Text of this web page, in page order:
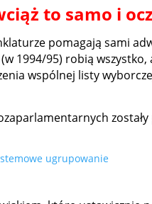
to samo i
pomagają sami
1994/95) robią
wspólnej listy
ugrupowanie